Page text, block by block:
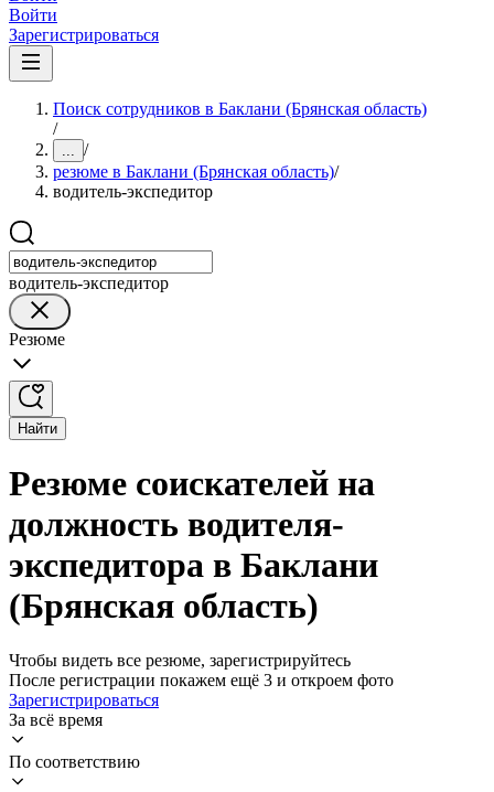
Войти
Зарегистрироваться
Поиск сотрудников в Баклани (Брянская область)
/
... /
резюме в Баклани (Брянская область)/
водитель-экспедитор
водитель-экспедитор
Резюме
Найти
Резюме соискателей на
должность водителя-
экспедитора в Баклани
(Брянская область)
Чтобы видеть все резюме, зарегистрируйтесь
После регистрации покажем ещё 3 и откроем фото
Зарегистрироваться
За всё время
По соответствию